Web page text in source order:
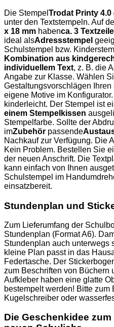
Die Stempel Trodat Printy 4.0
unter den Textstempeln. Auf
x 18 mm habenca. 3
ideal alsAdressstempel
Schulstempel bzw.
Kombination aus
individuellem Text, z. B. die
Angabe zur Klasse. Wählen
Gestaltungsvorschlägen
eigene Motive im
kinderleicht. Der Stempel ist
einem Stempelkissen
Stempelfarbe. Sollte der
imZubehör passende
Nachkauf zur Verfügung. Die
Kein Problem. Bestellen Sie
der neuen Anschrift. Die
kann einfach von Ihnen
Schulstempel im
einsatzbereit.
Stundenplan und
Zum Lieferumfang der
Stundenplan (Format A6).
Stundenplan auch unterwegs
kleine Plan passt in das
Federtasche. Der
zum Beschriften von Büchern
Aufkleber haben eine glatte
bestempelt werden! Bitte zum
Kugelschreiber oder
Die Geschenkidee